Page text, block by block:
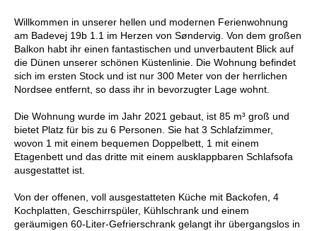
Willkommen in unserer hellen und modernen Ferienwohnung
am Badevej 19b 1.1 im Herzen von Søndervig. Von dem großen
Balkon habt ihr einen fantastischen und unverbautent Blick auf
die Dünen unserer schönen Küstenlinie. Die Wohnung befindet
sich im ersten Stock und ist nur 300 Meter von der herrlichen
Nordsee entfernt, so dass ihr in bevorzugter Lage wohnt.
Die Wohnung wurde im Jahr 2021 gebaut, ist 85 m³ groß und
bietet Platz für bis zu 6 Personen. Sie hat 3 Schlafzimmer,
wovon 1 mit einem bequemen Doppelbett, 1 mit einem
Etagenbett und das dritte mit einem ausklappbaren Schlafsofa
ausgestattet ist.
Von der offenen, voll ausgestatteten Küche mit Backofen, 4
Kochplatten, Geschirrspüler, Kühlschrank und einem
geräumigen 60-Liter-Gefrierschrank gelangt ihr übergangslos in